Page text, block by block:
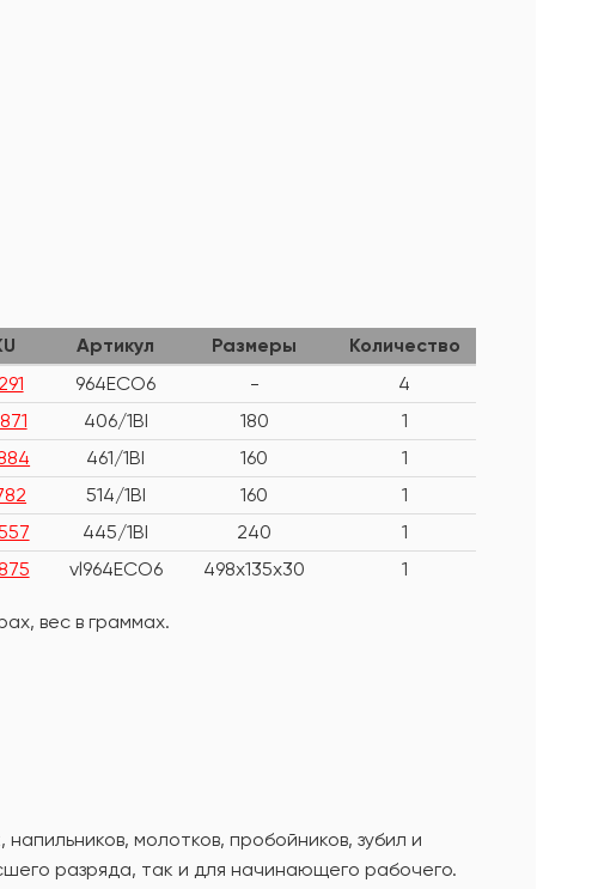
Артикул Размеры
Количество
964ECO6 -
4
406/1BI 180
1
461/1BI 160
1
514/1BI 160
1
445/1BI 240
1
vl964ECO6 498x135x30 1
вес в граммах.
молотков, пробойников, зубил и
разряда, так и для начинающего рабочего.